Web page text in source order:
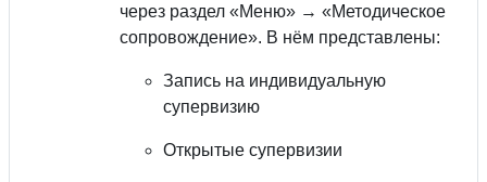
через раздел «Меню» → «Методическое
сопровождение». В нём представлены:
Запись на индивидуальную
супервизию
Открытые супервизии